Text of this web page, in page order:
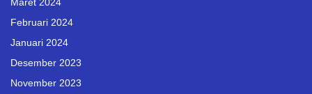
Februari 2024
Januari 2024
Desember 2023
November 2023